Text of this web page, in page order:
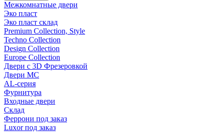
Межкомнатные двери
Эко пласт
Эко пласт склад
Premium Collection, Style
Techno Collection
Design Collection
Europe Collection
Двери с 3D Фрезеровкой
Двери МС
AL-серия
Фурнитура
Входные двери
Склад
Феррони под заказ
Luxor под заказ